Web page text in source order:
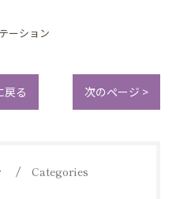
ーション
戻る 次のページ >
Categories